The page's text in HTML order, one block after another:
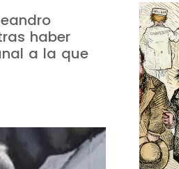
haber
a la que